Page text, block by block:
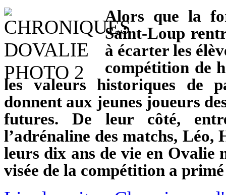
Alors que la
Saint-Loup
à écarter les
compétition de
les valeurs historiques de
donnent aux jeunes joueurs
futures. De leur côté,
l’adrénaline des matchs, Léo,
leurs dix ans de vie en Ovalie
visée de la compétition a